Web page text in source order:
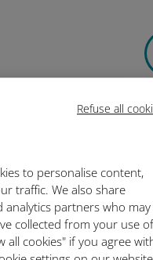
Refuse all
to personalise content,
traffic. We also share
partners who may
collected from your use of
all cookies" if you agree
Crea
para empezar a
tu saldo y